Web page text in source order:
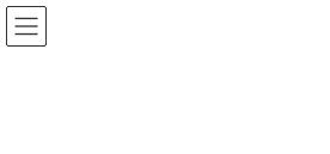
コ
ン
ナ
ビ